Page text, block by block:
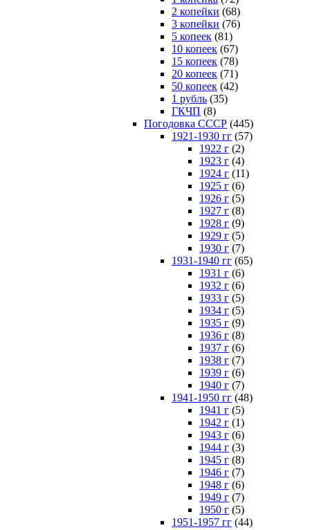
2 копейки (68)
3 копейки (76)
5 копеек (81)
10 копеек (67)
15 копеек (78)
20 копеек (71)
50 копеек (42)
1 рубль (35)
ГКЧП (8)
Погодовка СССР (445)
1921-1930 гг (57)
1922 г (2)
1923 г (4)
1924 г (11)
1925 г (6)
1926 г (5)
1927 г (8)
1928 г (9)
1929 г (5)
1930 г (7)
1931-1940 гг (65)
1931 г (6)
1932 г (6)
1933 г (5)
1934 г (5)
1935 г (9)
1936 г (8)
1937 г (6)
1938 г (7)
1939 г (6)
1940 г (7)
1941-1950 гг (48)
1941 г (5)
1942 г (1)
1943 г (6)
1944 г (3)
1945 г (8)
1946 г (7)
1948 г (6)
1949 г (7)
1950 г (5)
1951-1957 гг (44)